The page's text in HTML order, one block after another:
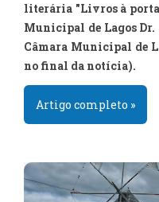
literária "Livros à
Municipal de Lagos
Câmara Municipal de
no final da notícia).
Artigo completo »